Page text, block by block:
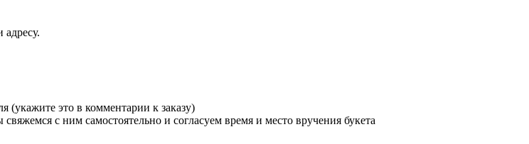
это в комментарии к заказу)
с ним самостоятельно и согласуем время и место вручения букета